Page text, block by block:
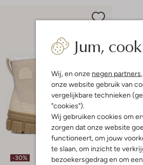
Jum,
Wij, en onze negen partners
onze website gebruik van
vergelijkbare technieken
"cookies").
Wij gebruiken cookies om
zorgen dat onze website
functioneert, om jouw
te slaan, om inzicht te
bezoekersgedrag en om
-30%